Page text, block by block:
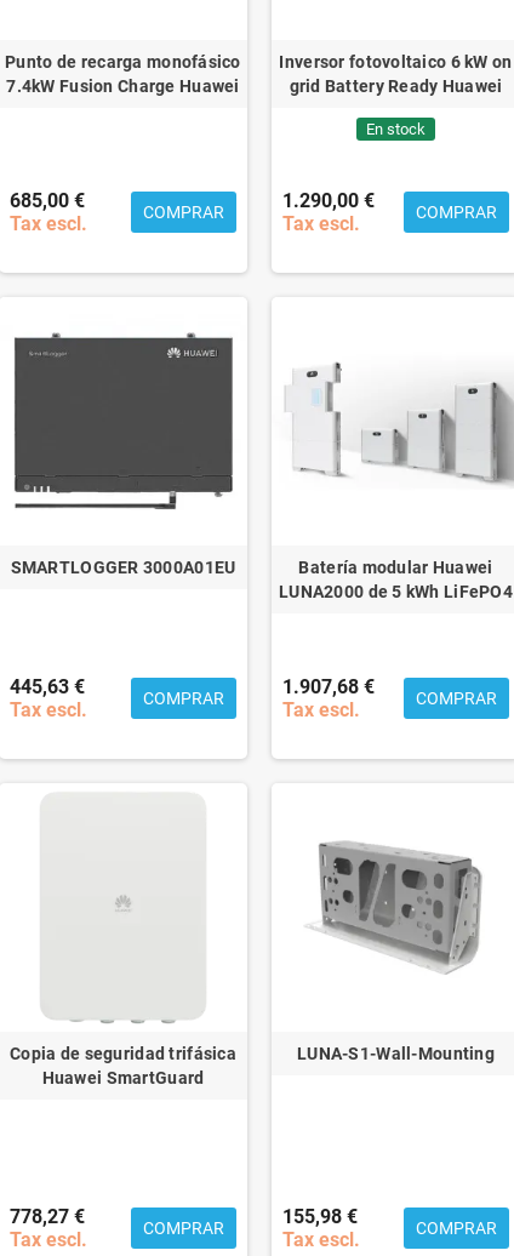
Punto de recarga monofásico
7.4kW Fusion Charge Huawei
685,00 €
Tax escl.
COMPRAR
Inversor fotovoltaico 6 kW on
grid Battery Ready Huawei
En stock
1.290,00 €
Tax escl.
COMPRAR
SMARTLOGGER 3000A01EU
445,63 €
Tax escl.
COMPRAR
Batería modular Huawei
LUNA2000 de 5 kWh LiFePO4
1.907,68 €
Tax escl.
COMPRAR
Copia de seguridad trifásica
Huawei SmartGuard
778,27 €
Tax escl.
COMPRAR
LUNA-S1-Wall-Mounting
155,98 €
Tax escl.
COMPRAR